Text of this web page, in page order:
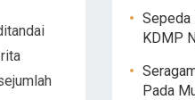
Sepeda
KDMP
Pada